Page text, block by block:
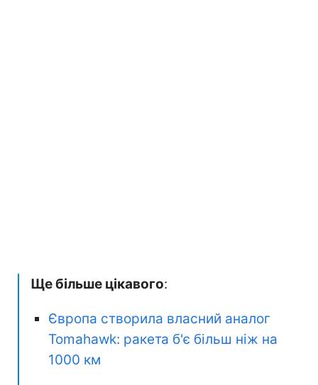
Ще більше цікавого:
Європа створила власний аналог
Tomahawk: ракета б'є більш ніж на
1000 км